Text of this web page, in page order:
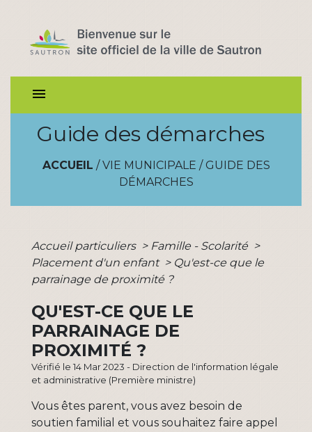
menu
Guide des démarches
ACCUEIL / VIE MUNICIPALE / GUIDE DES
DÉMARCHES
Accueil particuliers > Famille - Scolarité >
Placement d'un enfant > Qu'est-ce que le
parrainage de proximité ?
QU'EST-CE QUE LE
PARRAINAGE DE
PROXIMITÉ ?
Vérifié le 14 Mar 2023 - Direction de l'information légale
et administrative (Première ministre)
Vous êtes parent, vous avez besoin de
soutien familial et vous souhaitez faire appel